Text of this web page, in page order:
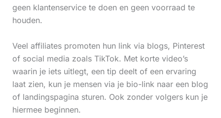
geen klantenservice te doen en geen voorraad te
houden.
Veel affiliates promoten hun link via blogs, Pinterest
of social media zoals TikTok. Met korte video’s
waarin je iets uitlegt, een tip deelt of een ervaring
laat zien, kun je mensen via je bio-link naar een blog
of landingspagina sturen. Ook zonder volgers kun je
hiermee beginnen.